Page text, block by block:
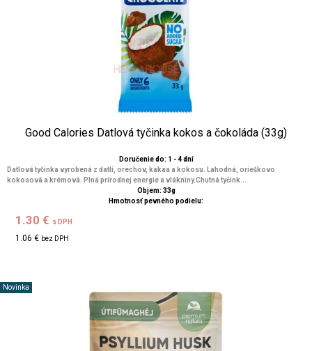
Good Calories Datlová tyčinka kokos a čokoláda (33g)
Doručenie do: 1 - 4 dní
Datlová tyčinka vyrobená z datlí, orechov, kakaa a kokosu. Lahodná, orieškovo
kokosová a krémová. Plná prírodnej energie a vlákniny.Chutná tyčink...
Objem: 33g
Hmotnosť pevného podielu:
1.30 € s DPH
1.06 € bez DPH
Novinka